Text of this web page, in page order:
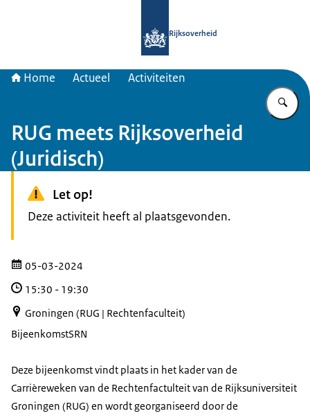
Rijksoverheid
Home Actueel Activiteiten
RUG meets Rijksoverheid
(Juridisch)
Let op!
Deze activiteit heeft al plaatsgevonden.
05-03-2024
15:30 - 19:30
Groningen (RUG | Rechtenfaculteit)
BijeenkomstSRN
Deze bijeenkomst vindt plaats in het kader van de
Carrièreweken van de Rechtenfactulteit van de Rijksuniversiteit
Groningen (RUG) en wordt georganiseerd door de